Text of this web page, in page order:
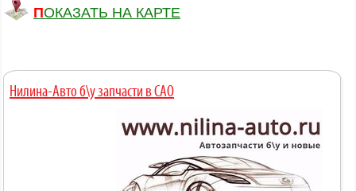
ПОКАЗАТЬ НА КАРТЕ
Нилина-Авто б\у запчасти в САО